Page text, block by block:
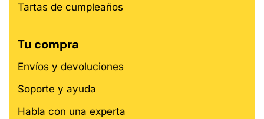
Tartas de cumpleaños
Tu compra
Envíos y devoluciones
Soporte y ayuda
Habla con una experta